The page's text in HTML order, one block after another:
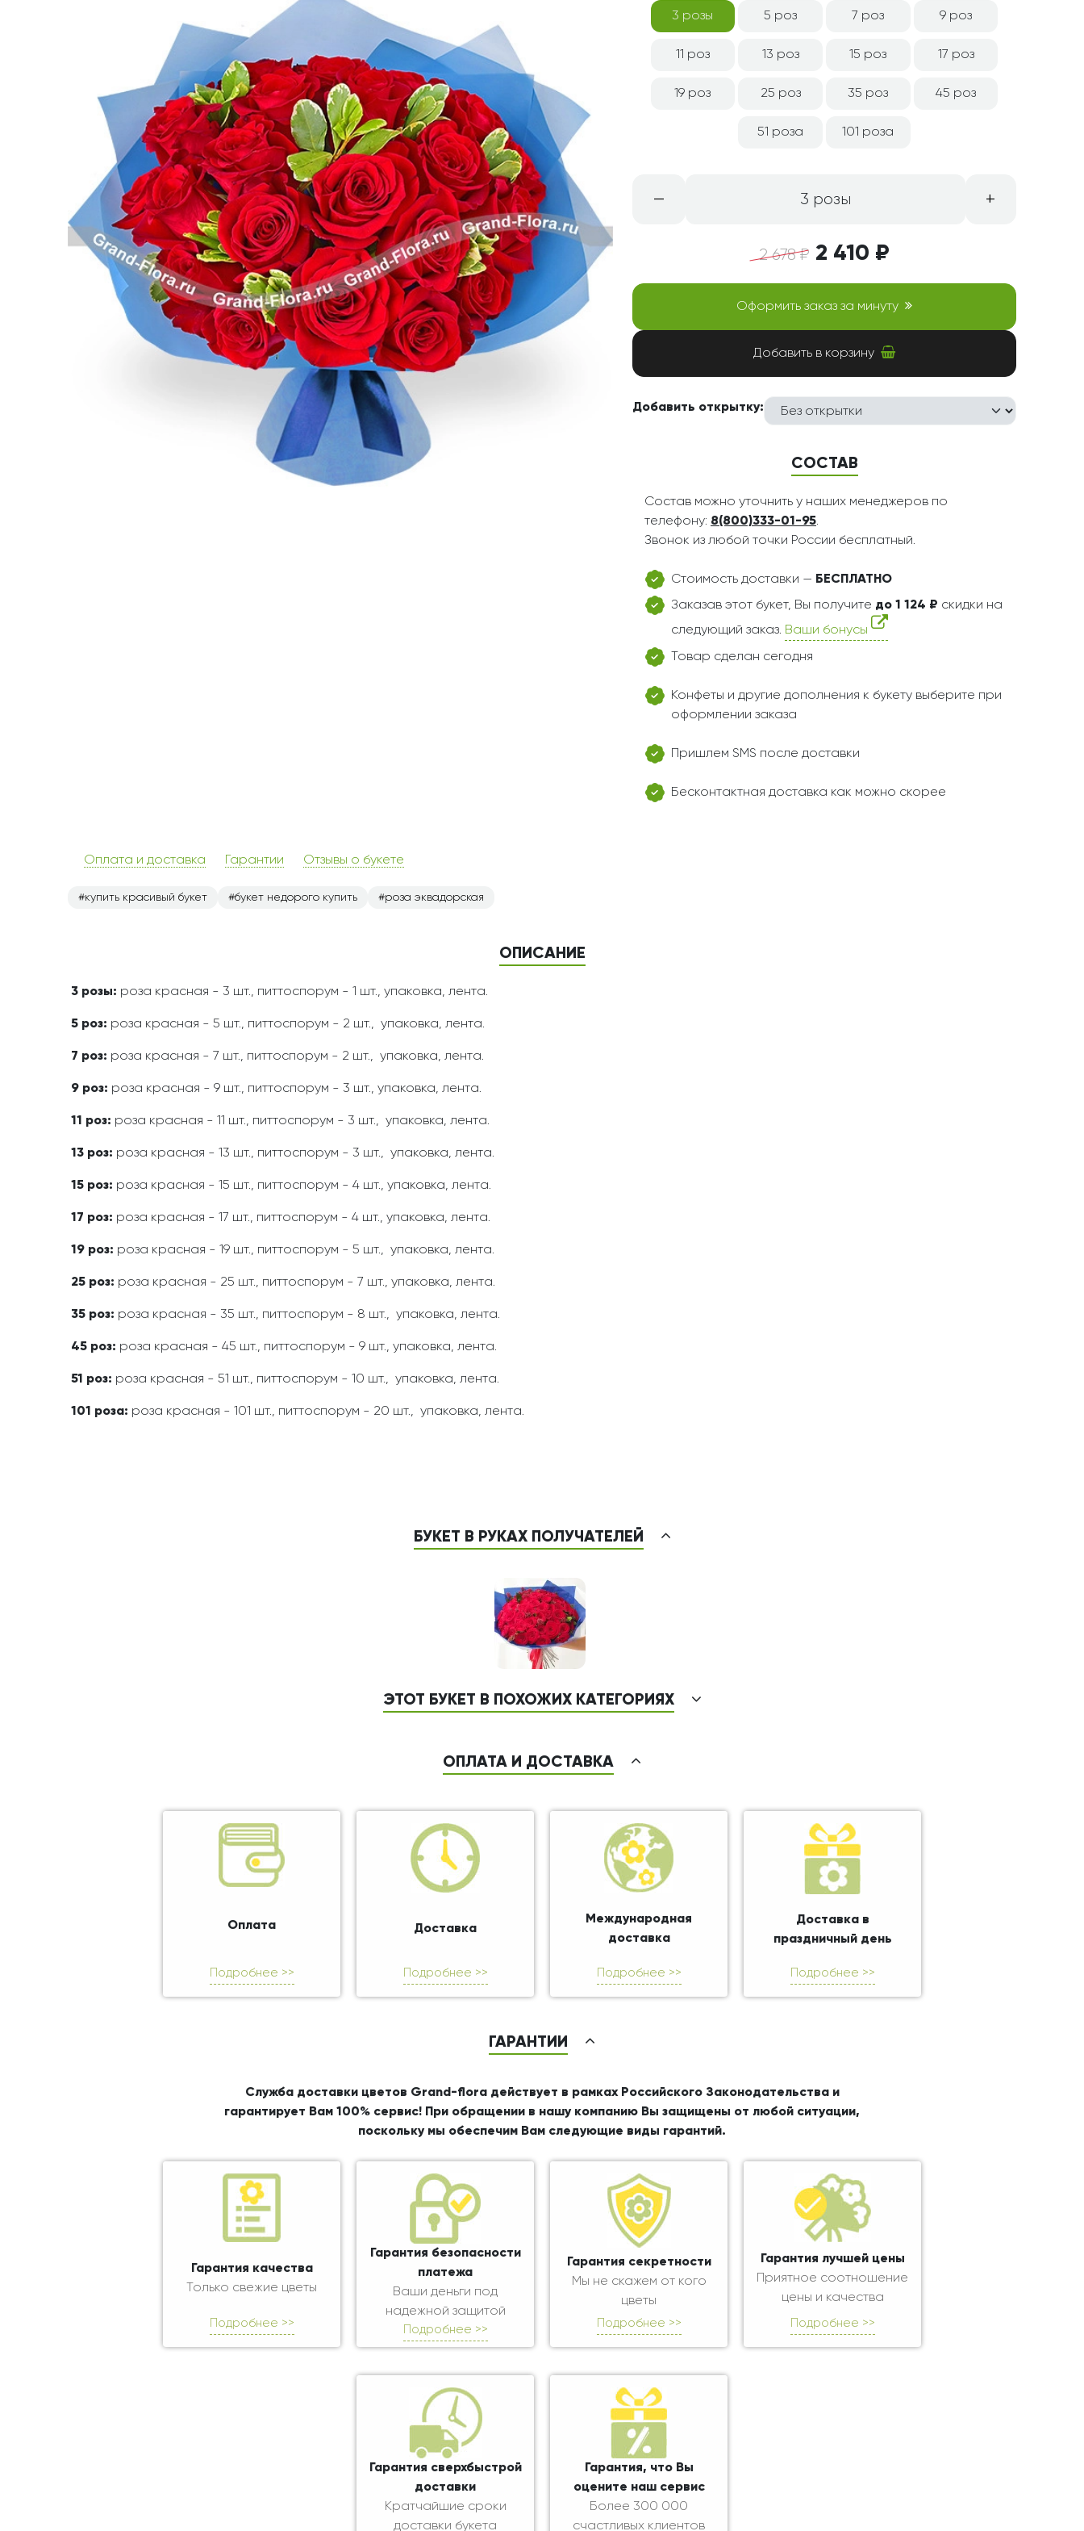
11 роз
15 роз
25 роз
51 роза
101 роза
Розы Гран-При
Корзины с розами
Кустовые розы
Миксы из роз
Сердца из роз
Разноцветные
Эксклюзивные букеты
Смешанные
Хризантемы
Эустома
Свидание
Спасибо!
Юбилей
Сестре
Брату
Коллеге
Бабушке
Дедушке
3 розы 5 роз 7 роз 9 роз
11 роз 13 роз 15 роз 17 роз
19 роз 25 роз 35 роз 45 роз
51 роза 101 роза
– 3 розы +
2 678 ₽ 2 410 ₽
Оформить заказ за минуту
Добавить в корзину
Добавить открытку:
СОСТАВ
Состав можно уточнить у наших менеджеров по
телефону: 8(800)333-01-95.
Звонок из любой точки России бесплатный.
Стоимость доставки — БЕСПЛАТНО
Заказав этот букет, Вы получите до 1 124 ₽ скидки на
следующий заказ. Ваши бонусы
Товар сделан сегодня
Конфеты и другие дополнения к букету выберите при
оформлении заказа
Пришлем SMS после доставки
Бесконтактная доставка как можно скорее
Оплата и доставка Гарантии Отзывы о букете
купить красивый букет букет недорого купить роза эквадорская
ОПИСАНИЕ
3 розы: роза красная - 3 шт., питтоспорум - 1 шт., упаковка, лента.
5 роз: роза красная - 5 шт., питтоспорум - 2 шт., упаковка, лента.
7 роз: роза красная - 7 шт., питтоспорум - 2 шт., упаковка, лента.
9 роз: роза красная - 9 шт., питтоспорум - 3 шт., упаковка, лента.
11 роз: роза красная - 11 шт., питтоспорум - 3 шт., упаковка, лента.
13 роз: роза красная - 13 шт., питтоспорум - 3 шт., упаковка, лента.
15 роз: роза красная - 15 шт., питтоспорум - 4 шт., упаковка, лента.
17 роз: роза красная - 17 шт., питтоспорум - 4 шт., упаковка, лента.
19 роз: роза красная - 19 шт., питтоспорум - 5 шт., упаковка, лента.
25 роз: роза красная - 25 шт., питтоспорум - 7 шт., упаковка, лента.
35 роз: роза красная - 35 шт., питтоспорум - 8 шт., упаковка, лента.
45 роз: роза красная - 45 шт., питтоспорум - 9 шт., упаковка, лента.
51 роз: роза красная - 51 шт., питтоспорум - 10 шт., упаковка, лента.
101 роза: роза красная - 101 шт., питтоспорум - 20 шт., упаковка, лента.
БУКЕТ В РУКАХ ПОЛУЧАТЕЛЕЙ
ЭТОТ БУКЕТ В ПОХОЖИХ КАТЕГОРИЯХ
ОПЛАТА И ДОСТАВКА
Оплата
Подробнее >>
Доставка
Подробнее >>
Международная
доставка
Подробнее >>
Доставка в
праздничный день
Подробнее >>
ГАРАНТИИ
Служба доставки цветов Grand-flora действует в рамках Российского Законодательства и
гарантирует Вам 100% сервис! При обращении в нашу компанию Вы защищены от любой ситуации,
поскольку мы обеспечим Вам следующие виды гарантий.
Гарантия качества
Только свежие цветы
Подробнее >>
Гарантия безопасности
платежа
Ваши деньги под
надежной защитой
Подробнее >>
Гарантия секретности
Мы не скажем от кого
цветы
Подробнее >>
Гарантия лучшей цены
Приятное соотношение
цены и качества
Подробнее >>
Гарантия сверхбыстрой
доставки
Кратчайшие сроки
доставки букета
Гарантия, что Вы
оцените наш сервис
Более 300 000
счастливых клиентов